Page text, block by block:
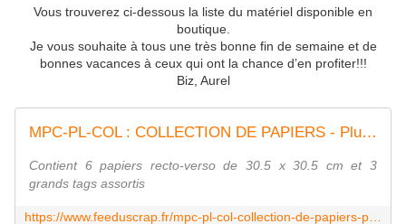
Vous trouverez ci-dessous la liste du matériel disponible en
boutique.
Je vous souhaite à tous une très bonne fin de semaine et de
bonnes vacances à ceux qui ont la chance d’en profiter!!!
Biz, Aurel
MPC-PL-COL : COLLECTION DE PAPIERS - Plume Fée du Scrap
Contient 6 papiers recto-verso de 30.5 x 30.5 cm et 3
grands tags assortis